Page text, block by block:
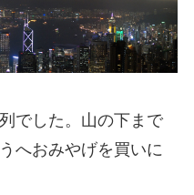
でした。山の下まで
へおみやげを買いに